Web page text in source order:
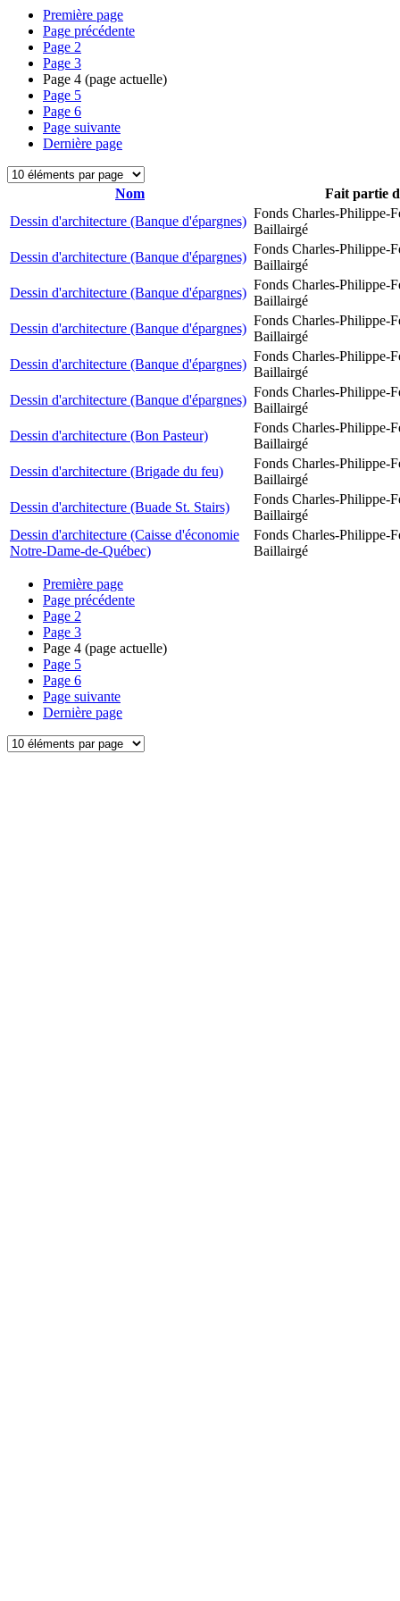
Première page
Page précédente
Page 2
Page 3
Page 4 (page actuelle)
Page 5
Page 6
Page suivante
Dernière page
Nom
Fait partie
Dessin d'architecture (Banque d'épargnes)
Fonds Charles-Philippe-
Baillairgé
Dessin d'architecture (Banque d'épargnes)
Fonds Charles-Philippe-
Baillairgé
Dessin d'architecture (Banque d'épargnes)
Fonds Charles-Philippe-
Baillairgé
Dessin d'architecture (Banque d'épargnes)
Fonds Charles-Philippe-
Baillairgé
Dessin d'architecture (Banque d'épargnes)
Fonds Charles-Philippe-
Baillairgé
Dessin d'architecture (Banque d'épargnes)
Fonds Charles-Philippe-
Baillairgé
Dessin d'architecture (Bon Pasteur)
Fonds Charles-Philippe-
Baillairgé
Dessin d'architecture (Brigade du feu)
Fonds Charles-Philippe-
Baillairgé
Dessin d'architecture (Buade St. Stairs)
Fonds Charles-Philippe-
Baillairgé
Dessin d'architecture (Caisse d'économie
Notre-Dame-de-Québec)
Fonds Charles-Philippe-
Baillairgé
Première page
Page précédente
Page 2
Page 3
Page 4 (page actuelle)
Page 5
Page 6
Page suivante
Dernière page